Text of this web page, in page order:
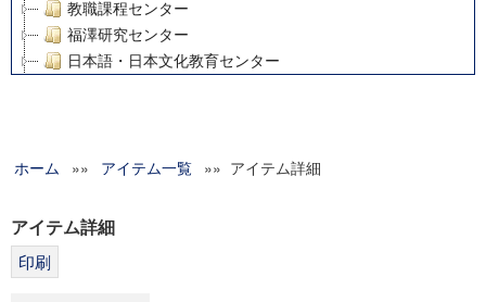
教職課程センター
福澤研究センター
日本語・日本文化教育センター
グローバルリサーチインスティテュート
科学研究費補助金研究成果報告書
ホーム »» アイテム一覧 »» アイテム詳細
アイテム詳細